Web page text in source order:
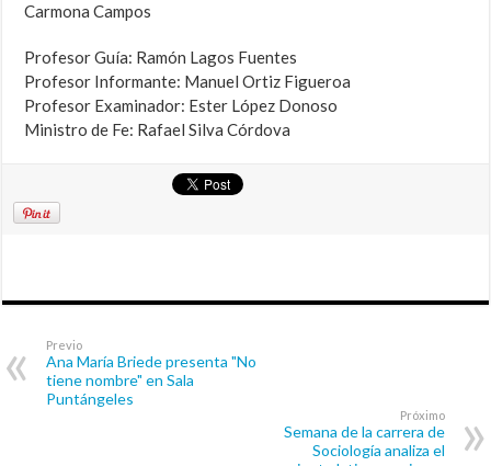
Carmona Campos
Profesor Guía: Ramón Lagos Fuentes
Profesor Informante: Manuel Ortiz Figueroa
Profesor Examinador: Ester López Donoso
Ministro de Fe: Rafael Silva Córdova
Previo
Ana María Briede presenta "No
tiene nombre" en Sala
Puntángeles
Próximo
Semana de la carrera de
Sociología analiza el